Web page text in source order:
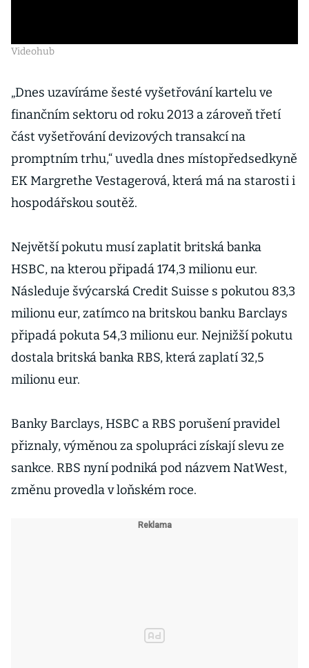
Videohub
„Dnes uzavíráme šesté vyšetřování kartelu ve
finančním sektoru od roku 2013 a zároveň třetí
část vyšetřování devizových transakcí na
promptním trhu,“ uvedla dnes místopředsedkyně
EK Margrethe Vestagerová, která má na starosti i
hospodářskou soutěž.
Největší pokutu musí zaplatit britská banka
HSBC, na kterou připadá 174,3 milionu eur.
Následuje švýcarská Credit Suisse s pokutou 83,3
milionu eur, zatímco na britskou banku Barclays
připadá pokuta 54,3 milionu eur. Nejnižší pokutu
dostala britská banka RBS, která zaplatí 32,5
milionu eur.
Banky Barclays, HSBC a RBS porušení pravidel
přiznaly, výměnou za spolupráci získají slevu ze
sankce. RBS nyní podniká pod názvem NatWest,
změnu provedla v loňském roce.